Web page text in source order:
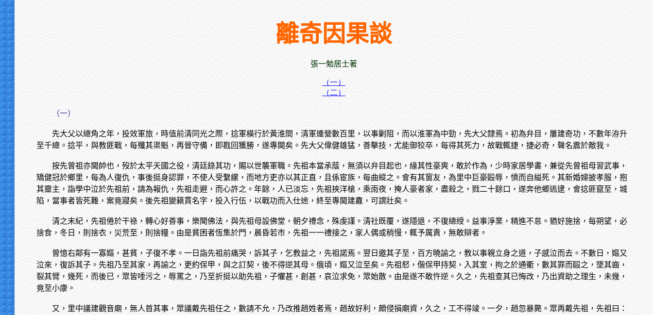
離奇因果談
張一勉居士著
（一）
（二）
（一）
先大父以總角之年，投效軍旅，時值前清同光之際，捻軍橫行於黃淮間，清軍連營數百里，以事剿阻，而以淮軍為中勁，先大父隸焉。初為弁目，屢建奇功，不數年洊升
至千總。捻平，與教匪戰，每殲其渠魁，再晉守備，即戡回獲勝，遂專閫矣。先大父偉健雄猛，善擊技，尤能御狡卒，每得其死力，故戰輒捷，捷必奇，聲名震於敵我。
按先曾祖亦閫帥也，歿於太平天國之役，清廷錄其功，賜以世襲軍職。先祖本當承蔭，無須以弁目起也，緣其性豪爽，敢於作為，少時家居學書，兼從先曾祖母習武事，
矯健冠於鄉里，每為人復仇，事後挺身認罪，不使人受繫縲，而地方吏亦以其正直，且係宦族，每曲縱之。會有其窗友，為里中巨豪毆辱，憤而自縊死。其新婚婦披孝服，抱
其靈主，詣學中泣於先祖前，請為報仇，先祖走避，而心許之。年餘，人已淡忘，先祖挾洋槍，乘雨夜，掩人豪者家，盡殺之，戮二十餘口，遂奔他鄉逃逮，會捻匪竄至，城
陷，當事者皆死難，案竟寢矣。後先祖變籍貫名字，投入行伍，以戰功而入仕途，終至專閫建纛，可謂壯矣。
清之末紀，先祖倦於干祿，轉心好善事，樂聞佛法，與先祖母設佛堂，朝夕禮念，殊虔謹。清社既覆，遂隱退，不復總綬。益事淨業，精進不怠。猶好施捨，每朔望，必
捨食，冬日，則捨衣，災荒至，則捨糧。由是貧困者恆集於門，晨昏若市，先祖一一禮接之，家人偶或稍慢，輒予厲責，無敢辯者。
曾憶右鄰有一寡嫗，甚貧，子復不孝。一日詣先祖前痛哭，訴其子，乞教益之，先祖諾焉。翌日邀其子至，百方曉諭之，教以事親立身之道，子感泣而去。不數日，嫗又
泣來，復訴其子。先祖乃至其家，再諭之，更約保甲，與之訂契，後不得逆其母。俄頃，嫗又泣至矣。先祖怒，偕保甲持契，入其室，拘之於通衢，數其罪而毆之，墜其齒，
裂其臂，幾死，而後已，眾皆唾污之，辱罵之，乃至折挺以助先祖，子懼甚，創甚，哀泣求免，眾始散。由是遂不敢忤逆。久之，先祖查其已悔改，乃出資助之理生，未幾，
竟至小康。
又，里中議建觀音廟，無人首其事，眾議戴先祖任之，數請不允，乃改推趙姓者焉，趙故好利，頗侵損廟資，久之，工不得竣。一夕，趙忽暴斃。眾再戴先祖，先祖曰：